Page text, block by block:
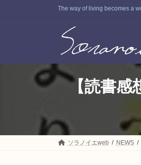
The way of living becomes a
【読書感
ソラノイエweb NEWS